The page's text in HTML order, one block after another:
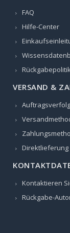
FAQ
Hilfe-Center
VERSAND &
Direktlieferung
Kontaktieren
Rückgabe-